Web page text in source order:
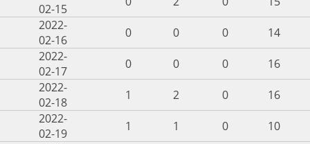
02-15
2022-
02-16
0 0 0
14
2022-
02-17
0 0 0
16
2022-
02-18
1 2 0
16
2022-
02-19
1 1 0
10